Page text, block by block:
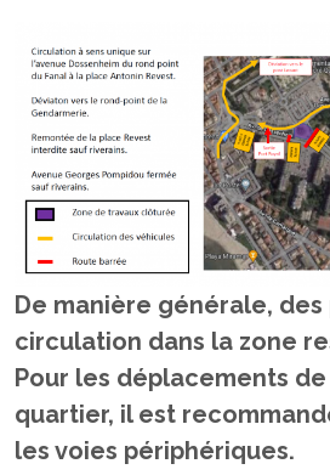
De manière générale,
circulation dans la zone
Pour les déplacements
quartier, il est
les voies périphériques.